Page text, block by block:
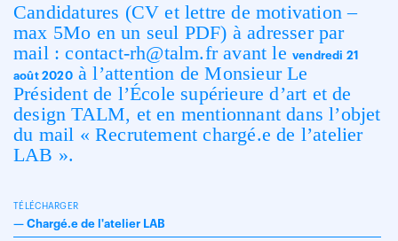
Candidatures (CV et lettre de motivation –
max 5Mo en un seul PDF) à adresser par
mail : contact-rh@talm.fr avant levendredi 21
août 2020à l’attention de Monsieur Le
Président de l’École supérieure d’art et de
design TALM, et en mentionnant dans l’objet
du mail « Recrutement chargé.e de l’atelier
LAB ».
TÉLÉCHARGER
— Chargé.e de l'atelier LAB